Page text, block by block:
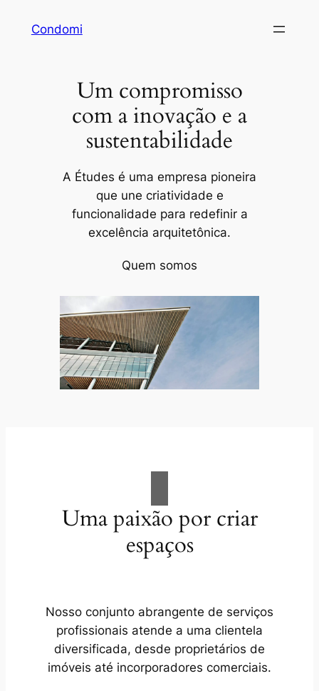
Condomi
Um compromisso
com a inovação e a
sustentabilidade
A Études é uma empresa pioneira
que une criatividade e
funcionalidade para redefinir a
excelência arquitetônica.
Quem somos
Uma paixão por criar
espaços
Nosso conjunto abrangente de serviços
profissionais atende a uma clientela
diversificada, desde proprietários de
imóveis até incorporadores comerciais.